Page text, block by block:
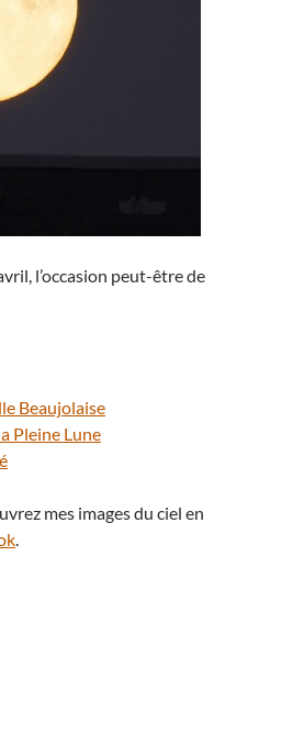
l’occasion peut-être de
Beaujolaise
Pleine Lune
mes images du ciel en
.